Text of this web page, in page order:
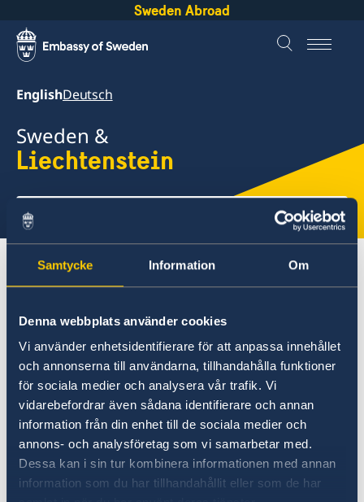
Samtycke Information Om
Denna webbplats använder cookies
Vi använder enhetsidentifierare för att anpassa innehållet
och annonserna till användarna, tillhandahålla funktioner
för sociala medier och analysera vår trafik. Vi
vidarebefordrar även sådana identifierare och annan
information från din enhet till de sociala medier och
annons- och analysföretag som vi samarbetar med.
Dessa kan i sin tur kombinera informationen med annan
information som du har tillhandahållit eller som de har
Sweden Abroad
EnglishDeutsch
Sweden &
Liechtenstein
Select
here
About Sweden
Liechtenstein
Going to Sweden?
Liechtenstein
Going to Sweden?
Moving to someone in Sweden
Visiting Sweden
Working in Sweden
Studying in Sweden
Going to Sweden
The following pages contain
information about visiting, moving,
working or studying in Sweden.